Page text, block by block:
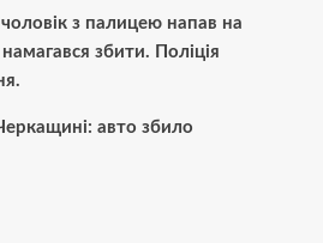
з палицею напав на
збити. Поліція
авто збило